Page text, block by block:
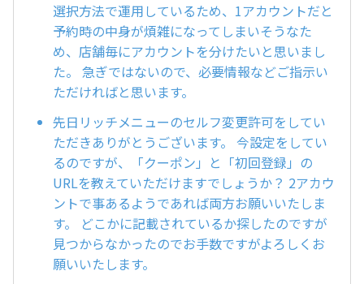
選択方法で運用しているため、1アカウントだと
予約時の中身が煩雑になってしまいそうなた
め、店舗毎にアカウントを分けたいと思いまし
た。 急ぎではないので、必要情報などご指示い
ただければと思います。
先日リッチメニューのセルフ変更許可をしてい
ただきありがとうございます。 今設定をしてい
るのですが、「クーポン」と「初回登録」の
URLを教えていただけますでしょうか？ 2アカウ
ントで事あるようであれば両方お願いいたしま
す。 どこかに記載されているか探したのですが
見つからなかったのでお手数ですがよろしくお
願いいたします。